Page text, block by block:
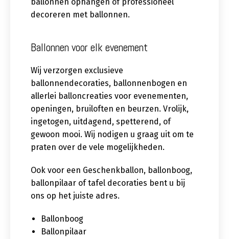
ballonnen ophangen of professioneel
decoreren met ballonnen.
Ballonnen voor elk evenement
Wij verzorgen exclusieve
ballonnendecoraties, ballonnenbogen en
allerlei balloncreaties voor evenementen,
openingen, bruiloften en beurzen. Vrolijk,
ingetogen, uitdagend, spetterend, of
gewoon mooi. Wij nodigen u graag uit om te
praten over de vele mogelijkheden.
Ook voor een Geschenkballon, ballonboog,
ballonpilaar of tafel decoraties bent u bij
ons op het juiste adres.
Ballonboog
Ballonpilaar